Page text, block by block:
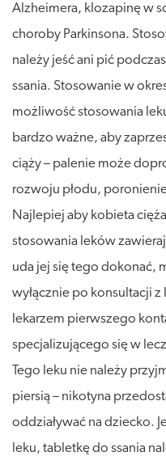
Alzheimera, klozapinę w
choroby Parkinsona.
należy jeść ani pić
ssania. Stosowanie w
możliwość stosowania
bardzo ważne, aby
ciąży – palenie może
rozwoju płodu,
Najlepiej aby kobieta
stosowania leków
uda jej się tego dokonać,
wyłącznie po konsultacji
lekarzem pierwszego
specjalizującego się w
Tego leku nie należy
piersią – nikotyna
oddziaływać na dziecko.
leku, tabletkę do ssania